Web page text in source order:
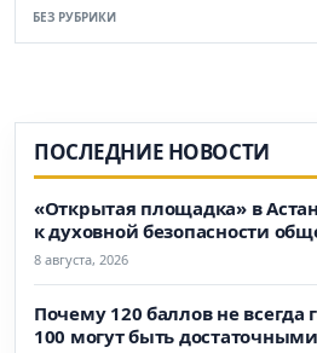
БЕЗ РУБРИКИ
ПОСЛЕДНИЕ НОВОСТИ
«Открытая площадка» в
к духовной безопасности
8 августа, 2026
Почему 120 баллов не всегда
100 могут быть